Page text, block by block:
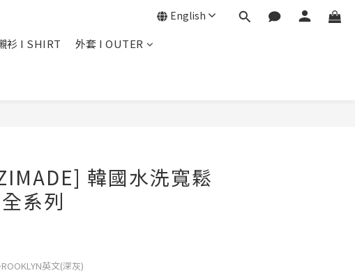
衫 I SHIRT
外套 I OUTER
English
韓國水洗寬鬆
系列
英文(深灰)